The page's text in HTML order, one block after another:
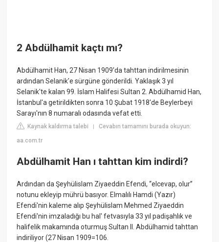
2 Abdülhamit kaçtı mı?
Abdülhamit Han, 27 Nisan 1909'da tahttan indirilmesinin
ardından Selanik'e sürgüne gönderildi. Yaklaşık 3 yıl
Selanik'te kalan 99. İslam Halifesi Sultan 2. Abdülhamid Han,
İstanbul'a getirildikten sonra 10 Şubat 1918'de Beylerbeyi
Sarayı'nın 8 numaralı odasında vefat etti.
Kaynak kaldırma talebi |Cevabın tamamını burada okuyun:
aa.com.tr
Abdülhamit Han ı tahttan kim indirdi?
Ardından da Şeyhülislam Ziyaeddin Efendi, “elcevap, olur”
notunu ekleyip mührü basıyor. Elmalılı Hamdi (Yazır)
Efendi'nin kaleme alıp Şeyhülislam Mehmed Ziyaeddin
Efendi'nin imzaladığı bu hal' fetvasıyla 33 yıl padişahlık ve
halifelik makamında oturmuş Sultan II. Abdülhamid tahttan
indiriliyor (27 Nisan 1909=106.